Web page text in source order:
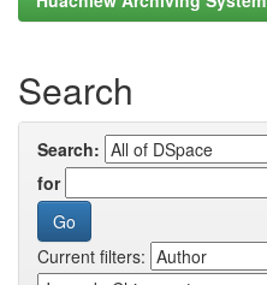
Search
Search:
for
Current filters: